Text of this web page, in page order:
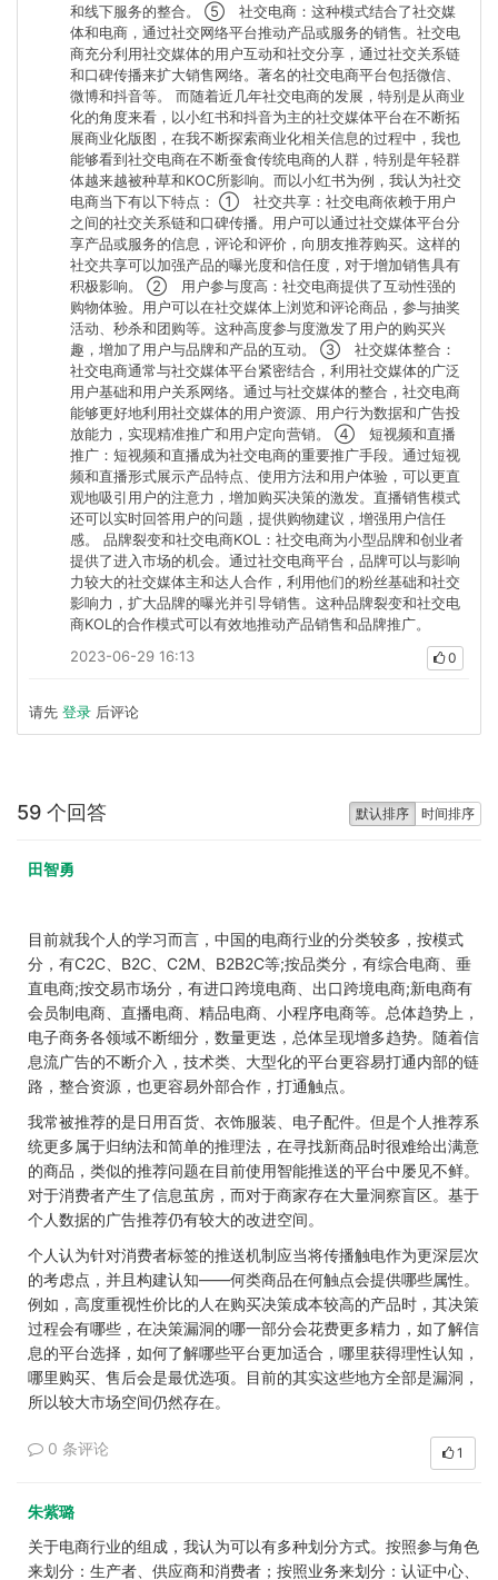
和线下服务的整合。 ⑤ 社交电商：这种模式结合了社交媒
体和电商，通过社交网络平台推动产品或服务的销售。社交电
商充分利用社交媒体的用户互动和社交分享，通过社交关系链
和口碑传播来扩大销售网络。著名的社交电商平台包括微信、
微博和抖音等。 而随着近几年社交电商的发展，特别是从商业
化的角度来看，以小红书和抖音为主的社交媒体平台在不断拓
展商业化版图，在我不断探索商业化相关信息的过程中，我也
能够看到社交电商在不断蚕食传统电商的人群，特别是年轻群
体越来越被种草和KOC所影响。而以小红书为例，我认为社交
电商当下有以下特点： ① 社交共享：社交电商依赖于用户
之间的社交关系链和口碑传播。用户可以通过社交媒体平台分
享产品或服务的信息，评论和评价，向朋友推荐购买。这样的
社交共享可以加强产品的曝光度和信任度，对于增加销售具有
积极影响。 ② 用户参与度高：社交电商提供了互动性强的
购物体验。用户可以在社交媒体上浏览和评论商品，参与抽奖
活动、秒杀和团购等。这种高度参与度激发了用户的购买兴
趣，增加了用户与品牌和产品的互动。 ③ 社交媒体整合：
社交电商通常与社交媒体平台紧密结合，利用社交媒体的广泛
用户基础和用户关系网络。通过与社交媒体的整合，社交电商
能够更好地利用社交媒体的用户资源、用户行为数据和广告投
放能力，实现精准推广和用户定向营销。 ④ 短视频和直播
推广：短视频和直播成为社交电商的重要推广手段。通过短视
频和直播形式展示产品特点、使用方法和用户体验，可以更直
观地吸引用户的注意力，增加购买决策的激发。直播销售模式
还可以实时回答用户的问题，提供购物建议，增强用户信任
感。 品牌裂变和社交电商KOL：社交电商为小型品牌和创业者
提供了进入市场的机会。通过社交电商平台，品牌可以与影响
力较大的社交媒体主和达人合作，利用他们的粉丝基础和社交
影响力，扩大品牌的曝光并引导销售。这种品牌裂变和社交电
商KOL的合作模式可以有效地推动产品销售和品牌推广。
2023-06-29 16:13
0
请先 登录 后评论
默认排序 时间排序
59 个回答
田智勇
目前就我个人的学习而言，中国的电商行业的分类较多，按模式
分，有C2C、B2C、C2M、B2B2C等;按品类分，有综合电商、垂
直电商;按交易市场分，有进口跨境电商、出口跨境电商;新电商有
会员制电商、直播电商、精品电商、小程序电商等。总体趋势上，
电子商务各领域不断细分，数量更迭，总体呈现增多趋势。随着信
息流广告的不断介入，技术类、大型化的平台更容易打通内部的链
路，整合资源，也更容易外部合作，打通触点。
我常被推荐的是日用百货、衣饰服装、电子配件。但是个人推荐系
统更多属于归纳法和简单的推理法，在寻找新商品时很难给出满意
的商品，类似的推荐问题在目前使用智能推送的平台中屡见不鲜。
对于消费者产生了信息茧房，而对于商家存在大量洞察盲区。基于
个人数据的广告推荐仍有较大的改进空间。
个人认为针对消费者标签的推送机制应当将传播触电作为更深层次
的考虑点，并且构建认知——何类商品在何触点会提供哪些属性。
例如，高度重视性价比的人在购买决策成本较高的产品时，其决策
过程会有哪些，在决策漏洞的哪一部分会花费更多精力，如了解信
息的平台选择，如何了解哪些平台更加适合，哪里获得理性认知，
哪里购买、售后会是最优选项。目前的其实这些地方全部是漏洞，
所以较大市场空间仍然存在。
0 条评论 1
朱紫璐
关于电商行业的组成，我认为可以有多种划分方式。按照参与角色
来划分：生产者、供应商和消费者；按照业务来划分：认证中心、